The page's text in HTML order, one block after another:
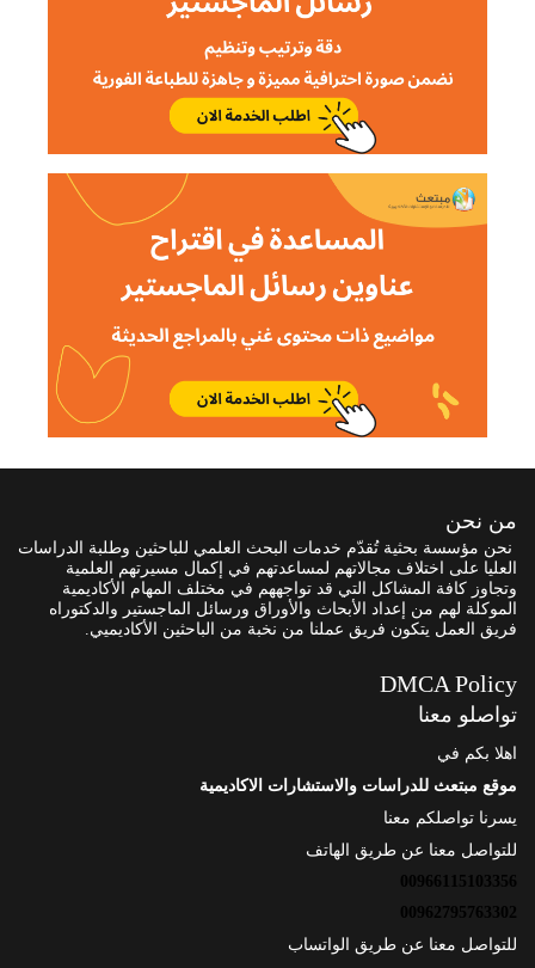
من نحن
نحن مؤسسة بحثية تُقدّم خدمات البحث العلمي للباحثين وطلبة الدراسات
العليا على اختلاف مجالاتهم لمساعدتهم في إكمال مسيرتهم العلمية
وتجاوز كافة المشاكل التي قد تواجههم في مختلف المهام الأكاديمية
الموكلة لهم من إعداد الأبحاث والأوراق ورسائل الماجستير والدكتوراه
فريق العمل يتكون فريق عملنا من نخبة من الباحثين الأكاديميي.
DMCA Policy
تواصلو معنا
اهلا بكم في
موقع مبتعث للدراسات والاستشارات الاكاديمية
يسرنا تواصلكم معنا
للتواصل معنا عن طريق الهاتف
00966115103356
00962795763302
للتواصل معنا عن طريق الواتساب